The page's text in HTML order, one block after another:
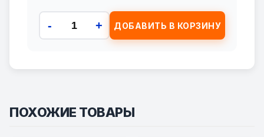
- + ДОБАВИТЬ В КОРЗИНУ
ПОХОЖИЕ ТОВАРЫ